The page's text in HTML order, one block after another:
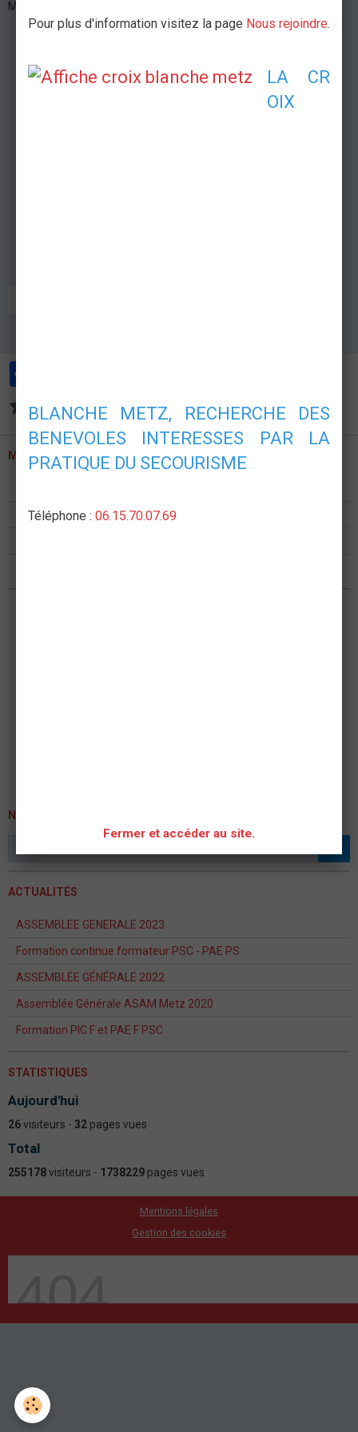
Moselle France
Aucune note. Soyez le premier à attribuer une note !
MENU
Formations
NEWSLETTER
ACTUALITÉS
ASSEMBLEE GENERALE 2023
Formation continue formateur PSC - PAE PS
ASSEMBLÉE GÉNÉRALE 2022
Assemblée Générale ASAM Metz 2020
Formation PIC F et PAE F PSC
STATISTIQUES
Aujourd'hui
26visiteurs - 32 pages vues
Total
255178visiteurs - 1738229 pages vues
Mentions légales
Gestion des cookies
Pour plus d'information visitez la page Nous rejoindre.
LA CR
OIX
BLANCHE METZ, RECHERCHE DES
BENEVOLES INTERESSES PAR LA
PRATIQUE DU SECOURISME
Téléphone : 06.15.70.07.69
Fermer et accéder au site.